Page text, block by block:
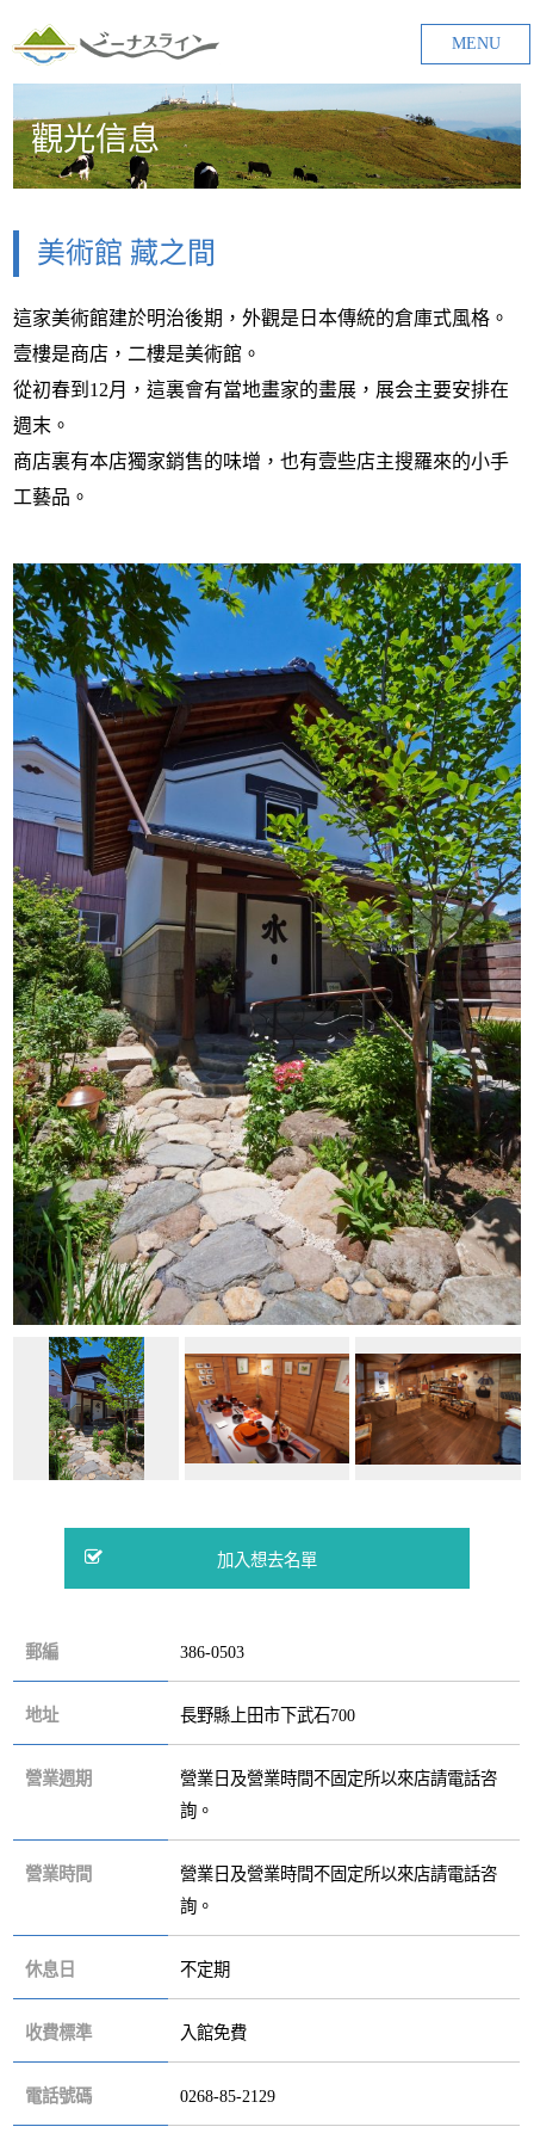
MENU
觀光信息
美術館 藏之間
這家美術館建於明治後期，外觀是日本傳統的倉庫式風格。
壹樓是商店，二樓是美術館。
從初春到12月，這裏會有當地畫家的畫展，展会主要安排在
週末。
商店裏有本店獨家銷售的味增，也有壹些店主搜羅來的小手
工藝品。
郵編 386-0503
地址 長野縣上田市下武石700
營業週期
營業日及營業時間不固定所以來店請電話咨
詢。
營業時間
營業日及營業時間不固定所以來店請電話咨
詢。
休息日 不定期
收費標準 入館免費
電話號碼 0268-85-2129